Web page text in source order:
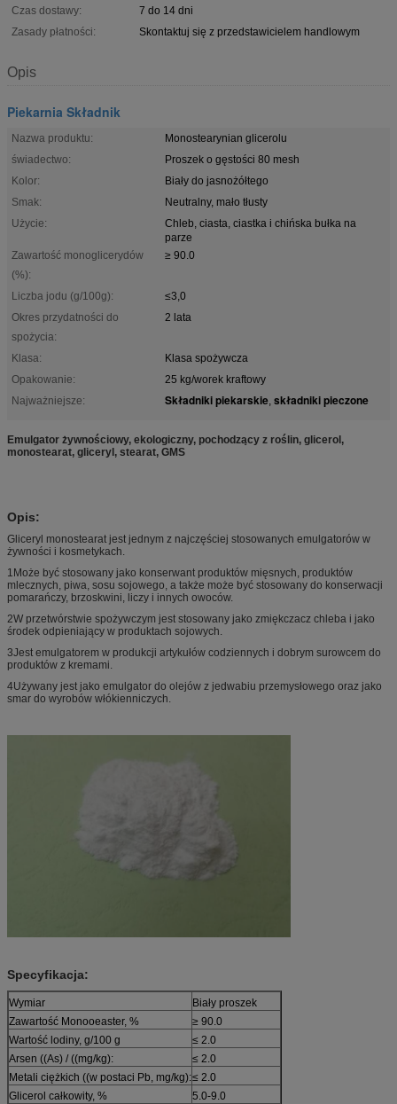
Czas dostawy:
7 do 14 dni
Zasady płatności:
Skontaktuj się z przedstawicielem handlowym
Opis
Piekarnia Składnik
Nazwa produktu:
Monostearynian glicerolu
świadectwo:
Proszek o gęstości 80 mesh
Kolor:
Biały do ​​jasnożółtego
Smak:
Neutralny, mało tłusty
Użycie:
Chleb, ciasta, ciastka i chińska bułka na
parze
Zawartość monoglicerydów
(%):
≥ 90.0
Liczba jodu (g/100g):
≤3,0
Okres przydatności do
spożycia:
2 lata
Klasa:
Klasa spożywcza
Opakowanie:
25 kg/worek kraftowy
Najważniejsze:
Składniki piekarskie, składniki pieczone
Emulgator żywnościowy, ekologiczny, pochodzący z roślin, glicerol,
monostearat, gliceryl, stearat, GMS
Opis:
Gliceryl monostearat jest jednym z najczęściej stosowanych emulgatorów w
żywności i kosmetykach.
1Może być stosowany jako konserwant produktów mięsnych, produktów
mlecznych, piwa, sosu sojowego, a także może być stosowany do konserwacji
pomarańczy, brzoskwini, liczy i innych owoców.
2W przetwórstwie spożywczym jest stosowany jako zmiękczacz chleba i jako
środek odpieniający w produktach sojowych.
3Jest emulgatorem w produkcji artykułów codziennych i dobrym surowcem do
produktów z kremami.
4Używany jest jako emulgator do olejów z jedwabiu przemysłowego oraz jako
smar do wyrobów włókienniczych.
Specyfikacja:
Wymiar
Biały proszek
Zawartość Monooeaster, %
≥ 90.0
Wartość lodiny, g/100 g
≤ 2.0
Arsen ((As) / ((mg/kg):
≤ 2.0
Metali ciężkich ((w postaci Pb, mg/kg):≤ 2.0
Glicerol całkowity, %
5.0-9.0